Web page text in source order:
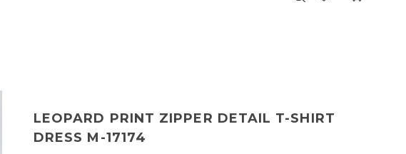
LEOPARD PRINT ZIPPER DETAIL T-SHIRT
DRESS M-17174